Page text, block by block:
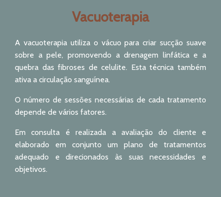
Vacuoterapia
A vacuoterapia utiliza o vácuo para criar sucção suave
sobre a pele, promovendo a drenagem linfática e a
quebra das fibroses de celulite. Esta técnica também
ativa a circulação sanguínea.
O número de sessões necessárias de cada tratamento
depende de vários fatores.
Em consulta é realizada a avaliação do cliente e
elaborado em conjunto um plano de tratamentos
adequado e direcionados às suas necessidades e
objetivos.